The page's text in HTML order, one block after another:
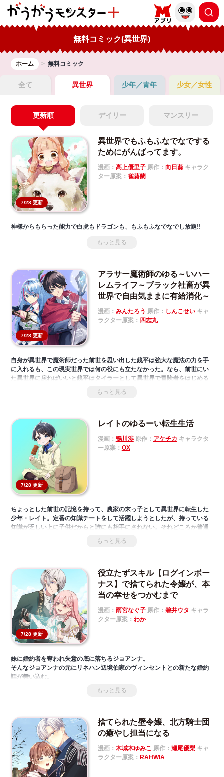
無料コミック(異世界)
ホーム 無料コミック
全て 異世界 少年／青年 少女／女性
更新順 デイリー マンスリー
7/28 更新
異世界でもふもふなでなでする
ためにがんばってます。
漫画： 高上優里子原作： 向日葵キャラク
ター原案： 雀葵蘭
神様からもらった能力で白虎もドラゴンも、もふもふなでなでし放題!!
もっと見る
7/28 更新
アラサー魔術師のゆる～いハー
レムライフ～ブラック社畜が異
世界で自由気ままに有給消化～
漫画： みんたろう 原作： しんこせいキャ
ラクター原案： 四志丸
自身が異世界で魔術師だった前世を思い出した鏡平は強大な魔法の力を手
に入れるも、この現実世界では何の役にも立たなかった。なら、前世にい
た異世界に戻ればいいと鏡平はタイラーとして異世界で冒険者をはじめる
ことに。強大な魔法の力で気ままに冒険者として過ごすことにしたタイラ
ーだったが、ある日街で一番のパーティー『戦乙女』のリーダーエルザか
もっと見る
7/28 更新
レイトのゆるーい転生生活
漫画： 鴨川渉原作： アケチカ キャラクタ
ー原案： OX
ちょっとした前世の記憶を持って、農家の末っ子として異世界に転生した
少年・レイト。定番の知識チートをして活躍しようとしたが、持っている
知識が乏しい上に子供だからと誰にも相手にされない。それどころか普通
に生活しようにも、家族から虐げられ酷い扱いを受ける日々…。彼はスキ
ルとステータスを授かる7歳の誕生日に、家から逃げて冒険者として生きる
もっと見る
7/28 更新
役立たずスキル【ログインボー
ナス】で捨てられた令嬢が、本
当の幸せをつかむまで
漫画： 雨宮なぐ子原作： 碧井ウタ キャラ
クター原案： わか
妹に婚約者を奪われ失意の底に落ちるジョアンナ。
そんなジョアンナの元にリネハン辺境伯家のヴィンセントとの新たな婚約
話が舞い込む。
役立たずスキルといわれた【ログインボーナス】の開花、美麗な次期辺境
伯ヴィンセントやその家族から受ける溺愛――
もっと見る
捨てられた壁令嬢、北方騎士団
の癒やし担当になる
漫画： 木城木ゆみこ 原作： 瀬尾優梨キャ
ラクター原案： RAHWIA